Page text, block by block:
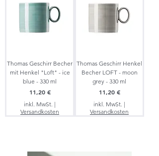
Thomas Geschirr Becher
mit Henkel "Loft" - ice
blue - 330 ml
Preis
11,20 €
inkl. MwSt. |
Versandkosten
Thomas Geschirr Henkel
Becher LOFT - moon
grey - 330 ml
Preis
11,20 €
inkl. MwSt. |
Versandkosten